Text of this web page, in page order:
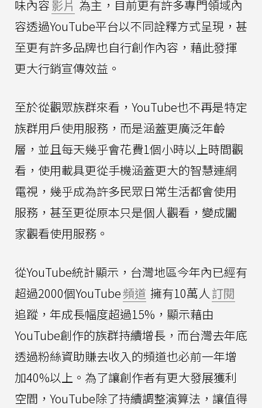
味內容影片 為主，目前更有許多專門領域內
容透過YouTube平台以不同詮釋方式呈現，甚
至更有許多品牌也自行創作內容，藉此發揮
更大行銷宣傳效益。
至於從觀眾族群來看，YouTube也不再是特定
族群用戶使用服務，而是涵蓋更廣泛年齡
層，並且每天幾乎會花費1個小時以上時間觀
看，使用載具更從手機涵蓋更大的智慧連網
電視，幾乎成為許多民眾日常生活都會使用
服務，甚至更從原本只是個人觀看，變成闔
家觀看使用服務。
從YouTube統計顯示，台灣地區今年內已經有
超過2000個YouTube頻道 擁有10萬人訂閱
追蹤，年成長幅度超過15%，顯示藉由
YouTube創作的族群持續增長，而台灣去年底
透過粉絲資助賺去收入的頻道也必前一年增
加40%以上。為了讓創作者有更大發展獲利
空間，YouTube除了持續調整演算法，讓值得